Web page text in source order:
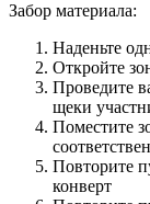
Забор материала:
Наденьте
Откройте
Проведите
щеки
Поместите
Повторите
конверт